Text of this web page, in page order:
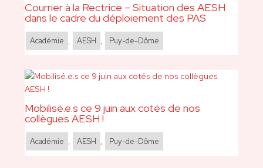
Courrier à la Rectrice – Situation des AESH
dans le cadre du déploiement des PAS
Académie , AESH , Puy-de-Dôme
Mobilisé.e.s ce 9 juin aux cotés de nos
collègues AESH !
Académie , AESH , Puy-de-Dôme